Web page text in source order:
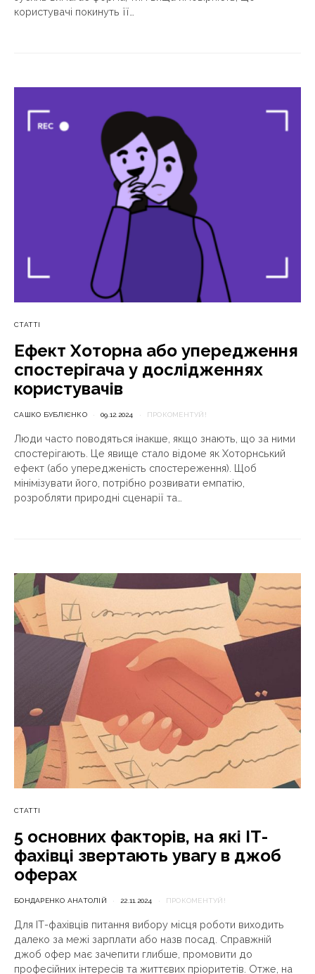
користувачі покинуть її…
СТАТТІ
Ефект Хоторна або упередження
спостерігача у дослідженнях
користувачів
САШКО БУБЛІЄНКО 09.12.2024 ПРОКОМЕНТУЙ!
Люди часто поводяться інакше, якщо знають, що за ними
спостерігають. Це явище стало відоме як Хоторнський
ефект (або упередженість спостереження). Щоб
мінімізувати його, потрібно розвивати емпатію,
розробляти природні сценарії та…
СТАТТІ
5 основних факторів, на які ІТ-
фахівці звертають увагу в джоб
оферах
БОНДАРЕНКО АНАТОЛІЙ 22.11.2024 ПРОКОМЕНТУЙ!
Для ІТ-фахівців питання вибору місця роботи виходить
далеко за межі зарплати або назв посад. Справжній
джоб офер має зачепити глибше, промовити до
професійних інтересів та життєвих пріоритетів. Отже, на